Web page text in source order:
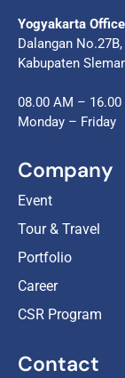
Yogyakarta Office
Dalangan
Kabupaten
08.00 AM – 16.00
Monday – Friday
Company
Event
Tour & Travel
Portfolio
Career
CSR Program
Contact